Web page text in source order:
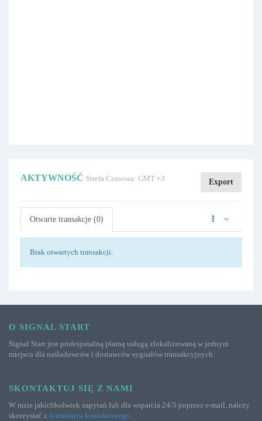
AKTYWNOŚĆ Strefa Czasowa: GMT +3 Export
Otwarte transakcje (0)
Brak otwartych transakcji.
O SIGNAL START
Signal Start jest profesjonalną płatną usługą zlokalizowaną w jednym
miejscu dla naśladowców i dostawców sygnałów transakcyjnych.
SKONTAKTUJ SIĘ Z NAMI
W razie jakichkolwiek zapytań lub dla wsparcia 24/5 poprzez e-mail, należy
skorzystać z formularza kontaktowego.